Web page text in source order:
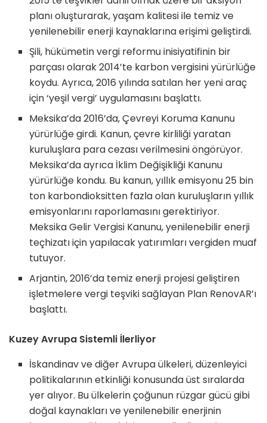
planı oluşturarak, yaşam kalitesi ile temiz ve
yenilenebilir enerji kaynaklarına erişimi geliştirdi.
Şili, hükümetin vergi reformu inisiyatifinin bir
parçası olarak 2014’te karbon vergisini yürürlüğe
koydu. Ayrıca, 2016 yılında satılan her yeni araç
için ‘yeşil vergi’ uygulamasını başlattı.
Meksika’da 2016’da, Çevreyi Koruma Kanunu
yürürlüğe girdi. Kanun, çevre kirliliği yaratan
kuruluşlara para cezası verilmesini öngörüyor.
Meksika’da ayrıca İklim Değişikliği Kanunu
yürürlüğe kondu. Bu kanun, yıllık emisyonu 25 bin
ton karbondioksitten fazla olan kuruluşların yıllık
emisyonlarını raporlamasını gerektiriyor.
Meksika Gelir Vergisi Kanunu, yenilenebilir enerji
teçhizatı için yapılacak yatırımları vergiden muaf
tutuyor.
Arjantin, 2016’da temiz enerji projesi geliştiren
işletmelere vergi teşviki sağlayan Plan RenovAR’ı
başlattı.
Kuzey Avrupa Sistemli İlerliyor
İskandinav ve diğer Avrupa ülkeleri, düzenleyici
politikalarının etkinliği konusunda üst sıralarda
yer alıyor. Bu ülkelerin çoğunun rüzgar gücü gibi
doğal kaynakları ve yenilenebilir enerjinin